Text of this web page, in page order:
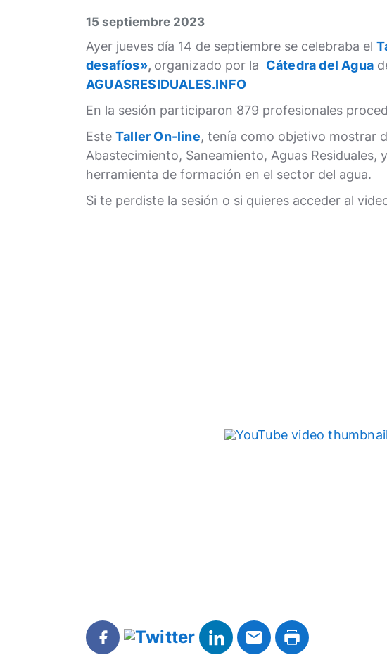
15 septiembre 2023
Ayer jueves día 14 de septiembre se celebraba el
desafíos», organizado por la Cátedra del Agua
AGUASRESIDUALES.INFO
En la sesión participaron 879 profesionales
Este Taller On-line, tenía como objetivo mostrar
Abastecimiento, Saneamiento, Aguas
herramienta de formación en el sector del agua.
Si te perdiste la sesión o si quieres acceder al